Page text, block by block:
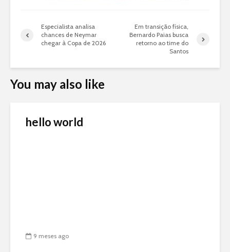
Especialista analisa
chances de Neymar
chegar à Copa de 2026
Em transição física,
Bernardo Paias busca
retorno ao time do
Santos
You may also like
hello world
9 meses ago